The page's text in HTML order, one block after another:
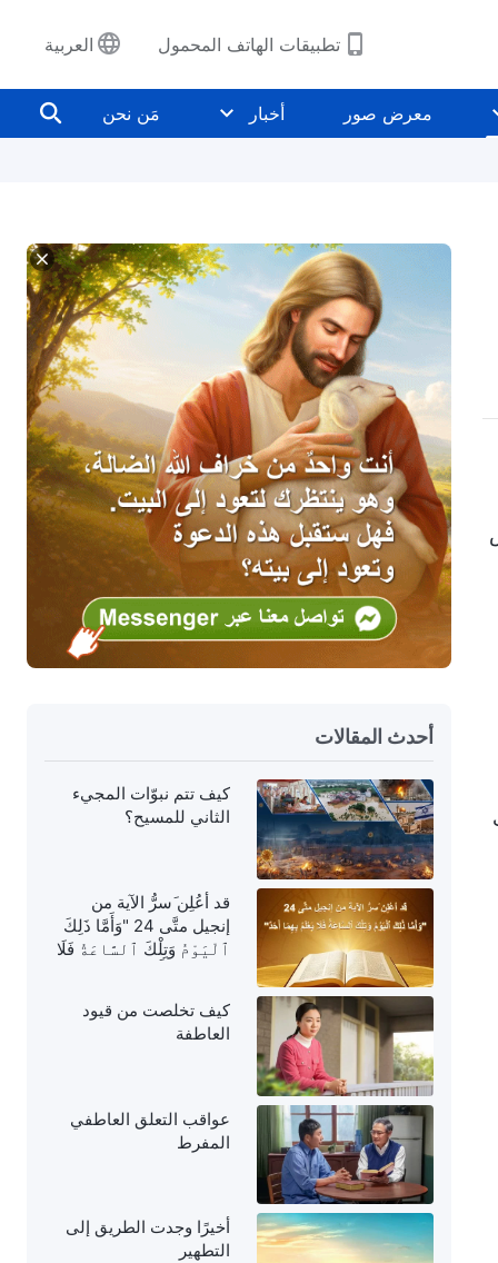
تطبيقات الهاتف المحمول العربية
معرض صور أخبار مَن نحن
أحدث المقالات
كيف تتم نبوّات المجيء
الثاني للمسيح؟
قد أعُلِن َسرُّ الآية من
إنجيل متَّى 24 "وَأَمَّا ذَلِكَ
ٱلْيَوْمُ وَتِلْكَ ٱلسَّاعَةُ فَلَا
كيف تخلصت من قيود
العاطفة
عواقب التعلق العاطفي
المفرط
أخيرًا وجدت الطريق إلى
التطهير